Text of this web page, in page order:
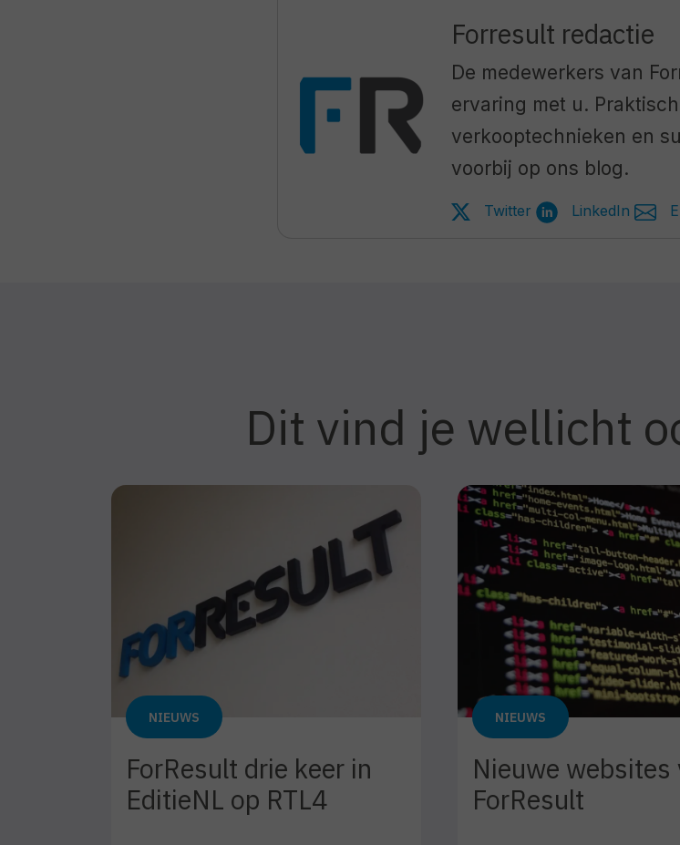
Forresult redactie
De medewerkers van
ervaring met u.
verkooptechnieken en
voorbij op ons blog.
Twitter LinkedIn
Dit vind je wellicht
NIEUWS
ForResult drie keer in
EditieNL op RTL4
NIEUWS
Nieuwe websites
ForResult